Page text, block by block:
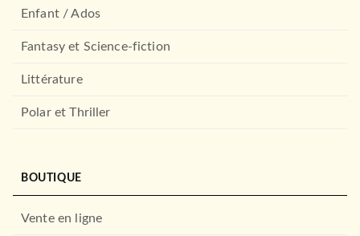
Enfant / Ados
Fantasy et Science-fiction
Littérature
Polar et Thriller
BOUTIQUE
Vente en ligne